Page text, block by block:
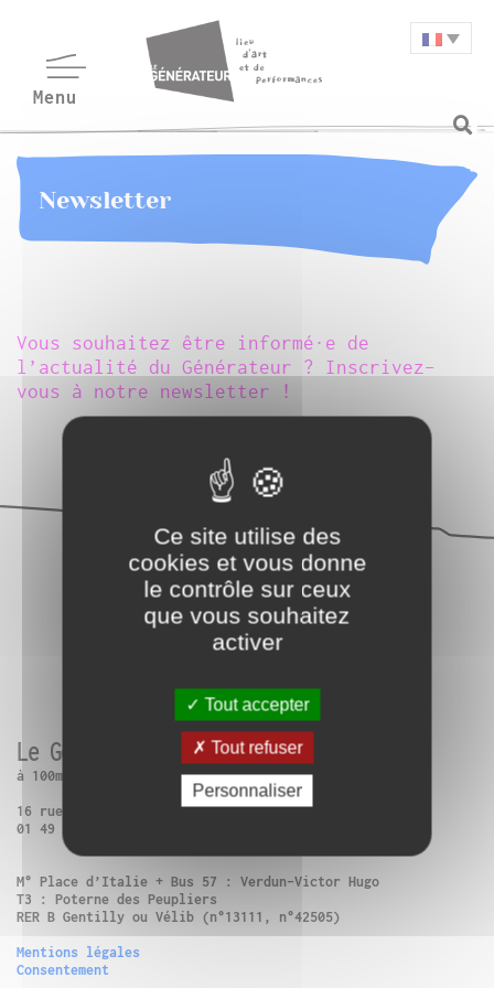
Newsletter
Vous souhaitez être informé·e de
l’actualité du Générateur ? Inscrivez-
vous à notre newsletter !
Le Générateur
à 100m de Paris 13ème
16 rue Charles Frérot | 94250 Gentilly
01 49 86 99 14
M° Place d’Italie + Bus 57 : Verdun-Victor Hugo
T3 : Poterne des Peupliers
RER B Gentilly ou Vélib (n°13111, n°42505)
Mentions légales
Consentement
Ce site utilise des
cookies et vous donne
le contrôle sur ceux
que vous souhaitez
activer
Tout accepter
Tout refuser
Personnaliser